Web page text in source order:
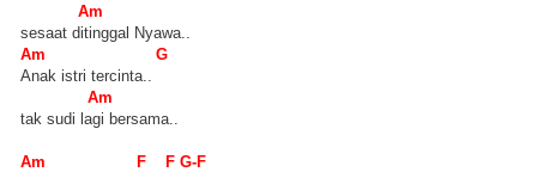
Am
sesaat ditinggal Nyawa..
Am G
Anak istri tercinta..
Am
tak sudi lagi bersama..
Am F F G-F